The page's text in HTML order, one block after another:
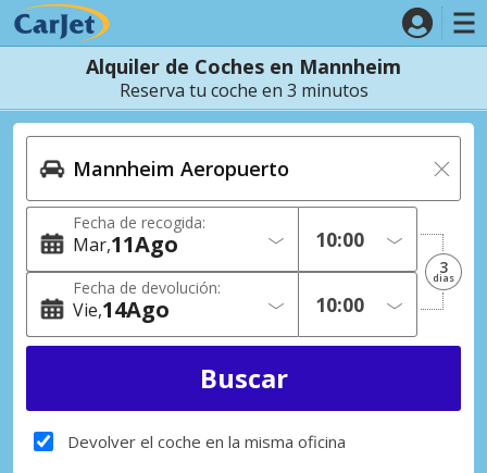
Alquiler de Coches en Mannheim
Reserva tu coche en 3 minutos
Fecha de recogida:
Mar 11Ago
Fecha de devolución:
Vie 14Ago
3
dias
Devolver el coche en la misma oficina